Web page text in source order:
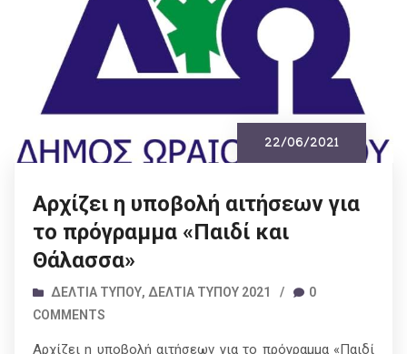
22/06/2021
Αρχίζει η υποβολή αιτήσεων για
το πρόγραμμα «Παιδί και
Θάλασσα»
ΔΕΛΤΊΑ ΤΎΠΟΥ, ΔΕΛΤΊΑ ΤΎΠΟΥ 2021 /
0
COMMENTS
Αρχίζει η υποβολή αιτήσεων για το πρόγραμμα «Παιδί